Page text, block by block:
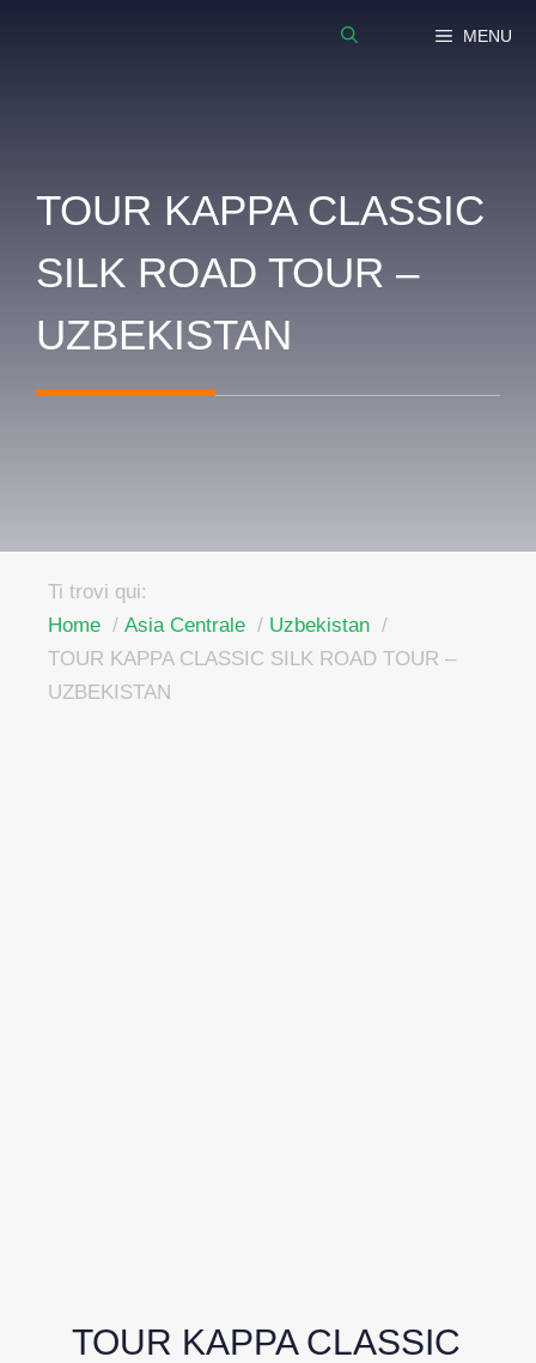
MENU
TOUR KAPPA CLASSIC
SILK ROAD TOUR –
UZBEKISTAN
Ti trovi qui:
Home
Asia Centrale
Uzbekistan
TOUR KAPPA CLASSIC SILK ROAD TOUR –
UZBEKISTAN
TOUR KAPPA CLASSIC